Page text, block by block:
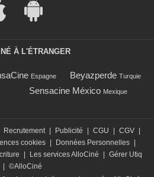
À L'ÉTRANGER
Espagne Beyazperde Turquie
Sensacine México Mexique
Recrutement Publicité CGU CGV
cookies Données Personnelles
Les services AlloCiné
Gérer Utiq
©AlloCiné